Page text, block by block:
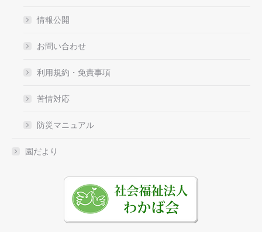
情報公開
お問い合わせ
利用規約・免責事項
苦情対応
防災マニュアル
園だより